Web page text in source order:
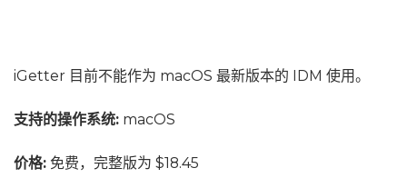
iGetter 目前不能作为 macOS 最新版本的 IDM 使用。
支持的操作系统: macOS
价格: 免费，完整版为 $18.45